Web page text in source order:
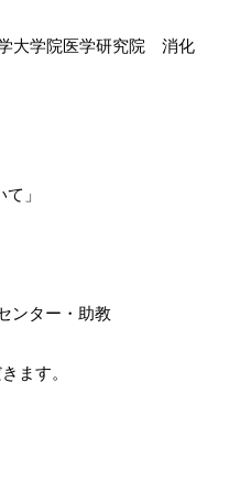
学研究院　消化
」
ター・助教
ます。